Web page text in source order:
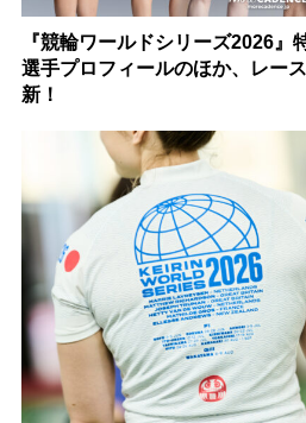
『競輪ワールドシリーズ2026』
選手プロフィールのほか、レー
新！